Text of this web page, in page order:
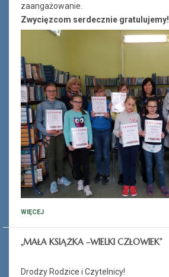
zaangażowanie.
Zwycięzcom serdecznie gratulujemy!
WIĘCEJ
„MAŁA KSIĄŻKA –WIELKI CZŁOWIEK”
Drodzy Rodzice i Czytelnicy!